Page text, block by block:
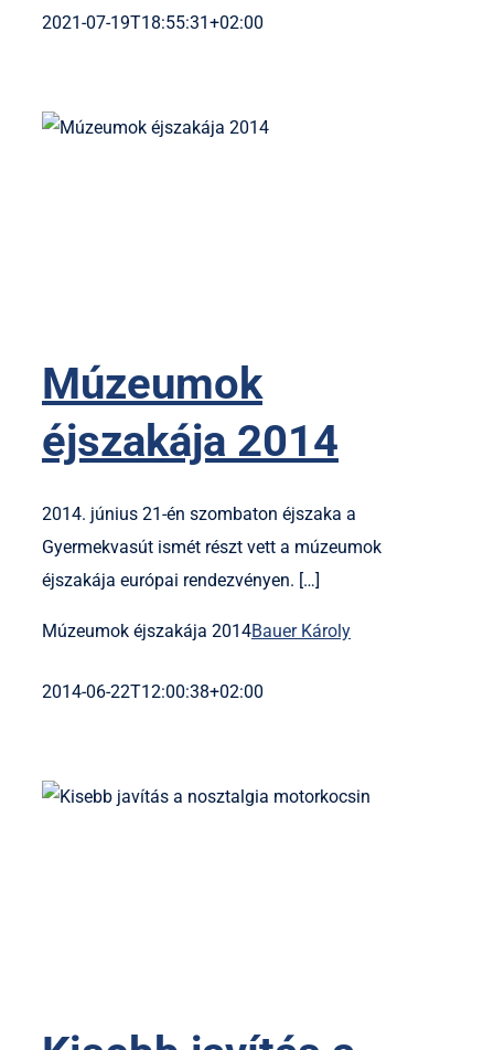
2021-07-19T18:55:31+02:00
Múzeumok
éjszakája 2014
2014. június 21-én szombaton éjszaka a
Gyermekvasút ismét részt vett a múzeumok
éjszakája európai rendezvényen. […]
Múzeumok éjszakája 2014Bauer Károly
2014-06-22T12:00:38+02:00